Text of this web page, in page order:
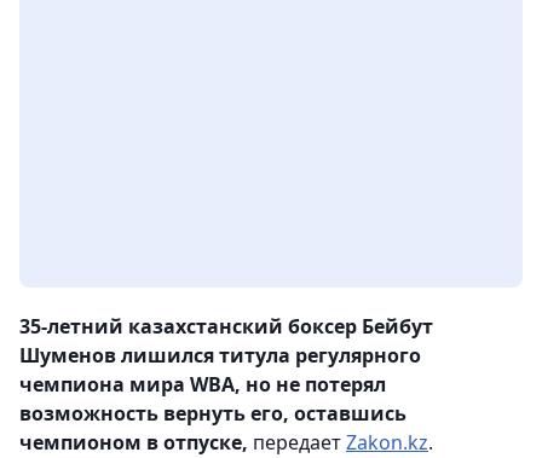
35-летний казахстанский боксер Бейбут
Шуменов лишился титула регулярного
чемпиона мира WBA, но не потерял
возможность вернуть его, оставшись
чемпионом в отпуске, передаетZakon.kz.